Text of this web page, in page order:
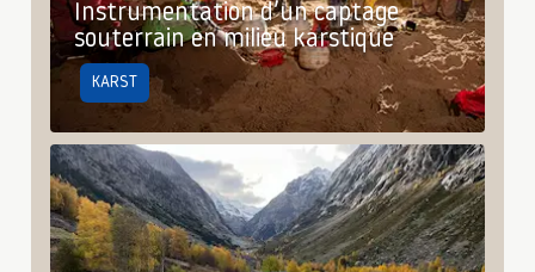
Instrumentation d’un captage
souterrain en milieu karstique
KARST